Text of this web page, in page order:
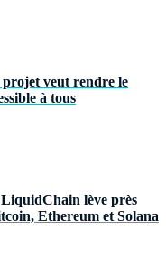
veut rendre le
à tous
lève près
Ethereum et Solana